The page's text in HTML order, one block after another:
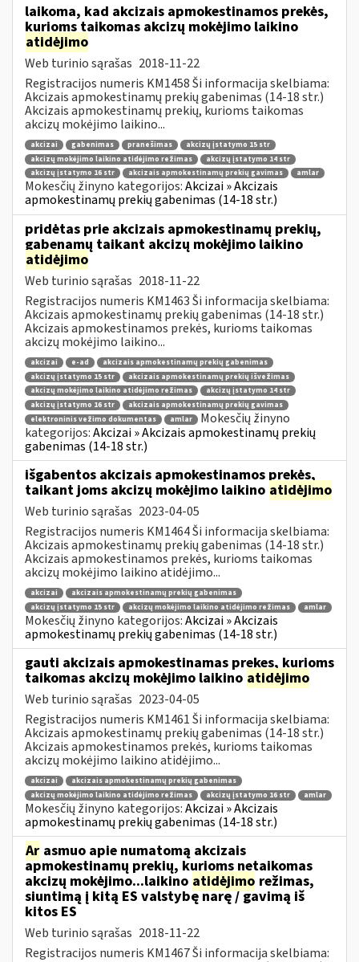
laikoma, kad akcizais apmokestinamos prekės,
kurioms taikomas akcizų mokėjimo laikino
atidėjimo
Web turinio sąrašas 2018-11-22
Registracijos numeris KM1458 Ši informacija skelbiama:
Akcizais apmokestinamų prekių gabenimas (14-18 str.)
Akcizais apmokestinamų prekių, kurioms taikomas
akcizų mokėjimo laikino...
akcizai gabenimas pranešimas
akcizų įstatymo 15 str
akcizų mokėjimo laikino atidėjimo režimas
akcizų įstatymo 14 str
akcizų įstatymo 16 str
akcizais apmokestinamų prekių gavimas amlar
Mokesčių žinyno kategorijos:Akcizai » Akcizais
apmokestinamų prekių gabenimas (14-18 str.)
pridėtas prie akcizais apmokestinamų prekių,
gabenamų taikant akcizų mokėjimo laikino
atidėjimo
Web turinio sąrašas 2018-11-22
Registracijos numeris KM1463 Ši informacija skelbiama:
Akcizais apmokestinamų prekių gabenimas (14-18 str.)
Akcizais apmokestinamos prekės, kurioms taikomas
akcizų mokėjimo laikino...
akcizai e-ad
akcizais apmokestinamų prekių gabenimas
akcizų įstatymo 15 str
akcizais apmokestinamų prekių išvežimas
akcizų mokėjimo laikino atidėjimo režimas
akcizų įstatymo 14 str
akcizų įstatymo 16 str
akcizais apmokestinamų prekių gavimas
elektroninis vežimo dokumentas
amlar
Mokesčių žinyno
kategorijos:Akcizai » Akcizais apmokestinamų prekių
gabenimas (14-18 str.)
išgabentos akcizais apmokestinamos prekės,
taikant joms akcizų mokėjimo laikino atidėjimo
Web turinio sąrašas 2023-04-05
Registracijos numeris KM1464 Ši informacija skelbiama:
Akcizais apmokestinamų prekių gabenimas (14-18 str.)
Akcizais apmokestinamos prekės, kurioms taikomas
akcizų mokėjimo laikino atidėjimo...
akcizai
akcizais apmokestinamų prekių gabenimas
akcizų įstatymo 15 str
akcizų mokėjimo laikino atidėjimo režimas amlar
Mokesčių žinyno kategorijos:Akcizai » Akcizais
apmokestinamų prekių gabenimas (14-18 str.)
gauti akcizais apmokestinamas prekes, kurioms
taikomas akcizų mokėjimo laikino atidėjimo
Web turinio sąrašas 2023-04-05
Registracijos numeris KM1461 Ši informacija skelbiama:
Akcizais apmokestinamų prekių gabenimas (14-18 str.)
Akcizais apmokestinamos prekės, kurioms taikomas
akcizų mokėjimo laikino atidėjimo...
akcizai
akcizais apmokestinamų prekių gabenimas
akcizų mokėjimo laikino atidėjimo režimas
akcizų įstatymo 16 str amlar
Mokesčių žinyno kategorijos:Akcizai » Akcizais
apmokestinamų prekių gabenimas (14-18 str.)
Ar asmuo apie numatomą akcizais
apmokestinamų prekių, kurioms netaikomas
akcizų mokėjimo...laikino atidėjimo režimas,
siuntimą į kitą ES valstybę narę / gavimą iš
kitos ES
Web turinio sąrašas 2018-11-22
Registracijos numeris KM1467 Ši informacija skelbiama: